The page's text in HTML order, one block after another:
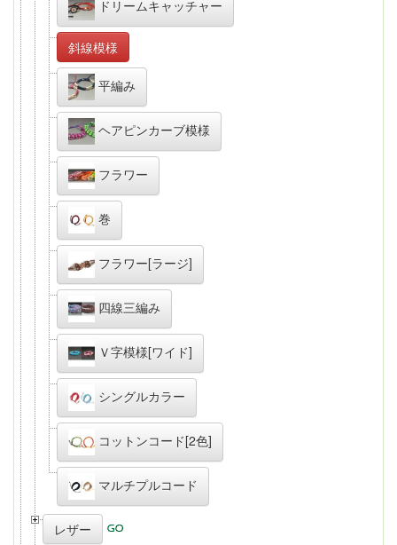
ドリームキャッチャー
斜線模様
平編み
ヘアピンカーブ模様
フラワー
巻
フラワー[ラージ]
四線三編み
Ｖ字模様[ワイド]
シングルカラー
コットンコード[2色]
マルチプルコード
レザー